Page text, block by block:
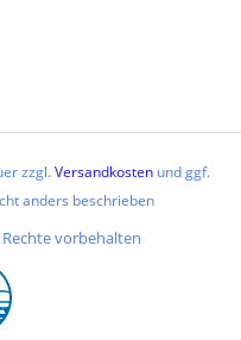
zzgl.Versandkosten und ggf.
anders beschrieben
vorbehalten